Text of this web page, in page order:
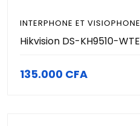
INTERPHONE ET VISIOPHONE
135.000 CFA